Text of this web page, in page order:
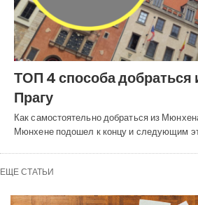
ТОП 4 способа добраться
Прагу
Как самостоятельно добраться из
Мюнхене подошел к концу и следующим
ЕЩЕ СТАТЬИ